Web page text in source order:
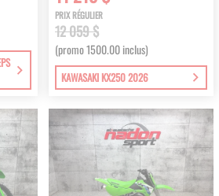
PRIX RÉGULIER
12 059 $
(promo 1500.00 inclus)
KAWASAKI KX250 2026